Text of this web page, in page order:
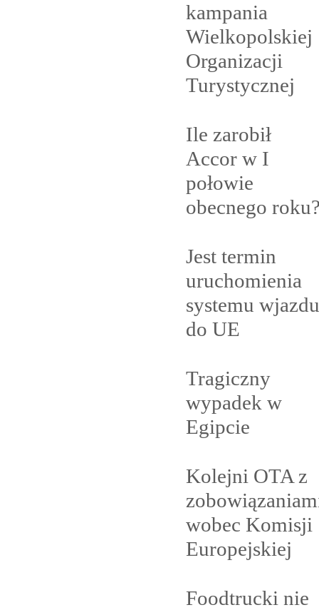
kampania
Wielkopolskiej
Organizacji
Turystycznej
Ile zarobił
Accor w I
połowie
obecnego
Jest termin
uruchomienia
systemu wjazdu
do UE
Tragiczny
wypadek w
Egipcie
Kolejni OTA z
wobec Komisji
Europejskiej
Foodtrucki nie